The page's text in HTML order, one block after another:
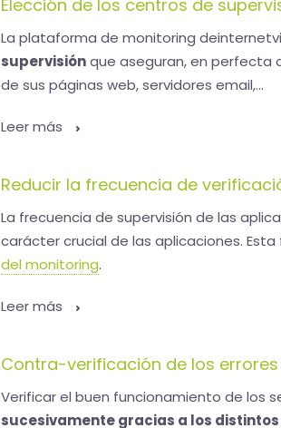
Elección de los centros de
La plataforma de monitoring
supervisiónque aseguran, en perfecta
de sus páginas web, servidores email,...
Leer más
Reducir la frecuencia de
La frecuencia de supervisión de las
carácter crucial de las aplicaciones.
del monitoring.
Leer más
Contra-verificación de los
Verificar el buen funcionamiento de los
sucesivamente gracias a los